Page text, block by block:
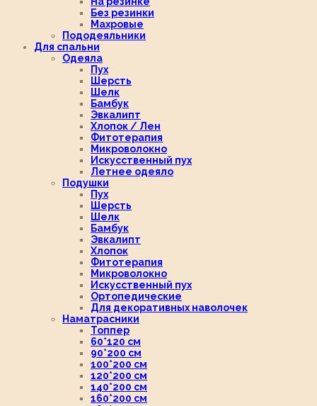
Без резинки
Махровые
Пододеяльники
Для спальни
Одеяла
Пух
Шерсть
Шелк
Бамбук
Эвкалипт
Хлопок / Лен
Фитотерапия
Микроволокно
Искусственный пух
Летнее одеяло
Подушки
Пух
Шерсть
Шелк
Бамбук
Эвкалипт
Хлопок
Фитотерапия
Микроволокно
Искусственный пух
Ортопедические
Для декоративных наволочек
Наматрасники
Топпер
60*120 см
90*200 см
100*200 см
120*200 см
140*200 см
160*200 см